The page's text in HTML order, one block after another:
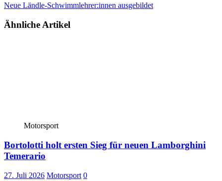
Neue Ländle-Schwimmlehrer:innen ausgebildet
Ähnliche Artikel
Motorsport
Bortolotti holt ersten Sieg für neuen Lamborghini
Temerario
27. Juli 2026 Motorsport 0